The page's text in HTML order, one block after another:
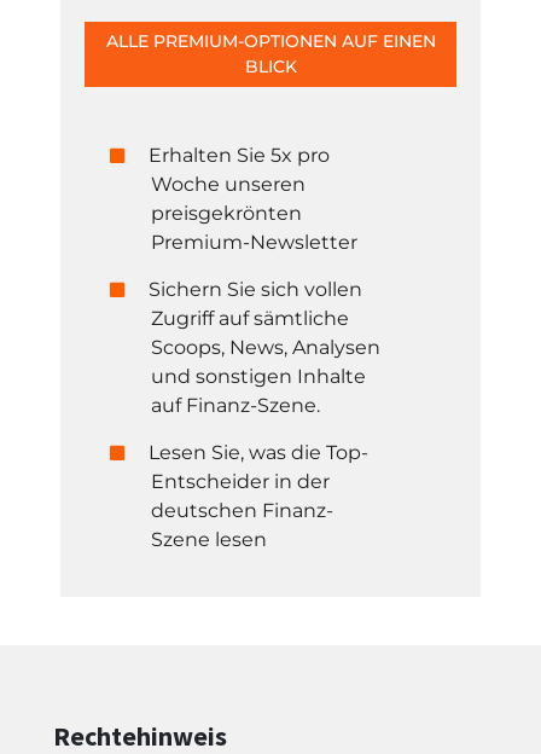
ALLE PREMIUM-OPTIONEN AUF EINEN
BLICK
Erhalten Sie 5x pro
Woche unseren
preisgekrönten
Premium-Newsletter
Sichern Sie sich vollen
Zugriff auf sämtliche
Scoops, News, Analysen
und sonstigen Inhalte
auf Finanz-Szene.
Lesen Sie, was die Top-
Entscheider in der
deutschen Finanz-
Szene lesen
Rechtehinweis